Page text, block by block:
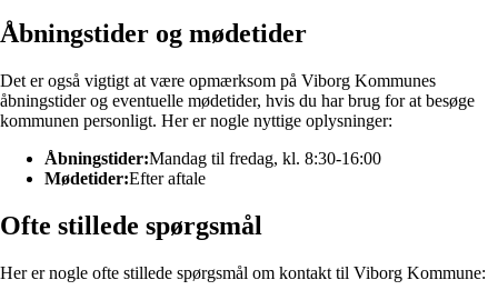
Åbningstider og mødetider
Det er også vigtigt at være opmærksom på Viborg Kommunes
åbningstider og eventuelle mødetider, hvis du har brug for at besøge
kommunen personligt. Her er nogle nyttige oplysninger:
Åbningstider:Mandag til fredag, kl. 8:30-16:00
Mødetider:Efter aftale
Ofte stillede spørgsmål
Her er nogle ofte stillede spørgsmål om kontakt til Viborg Kommune: